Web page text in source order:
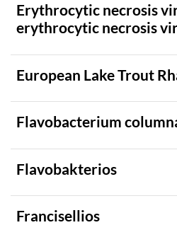
Erythrocytic necrosis
erythrocytic necrosis
European Lake Trout
Flavobacterium
Flavobakterios
Francisellios